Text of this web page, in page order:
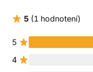
5 (1 hodnotení)
5
4